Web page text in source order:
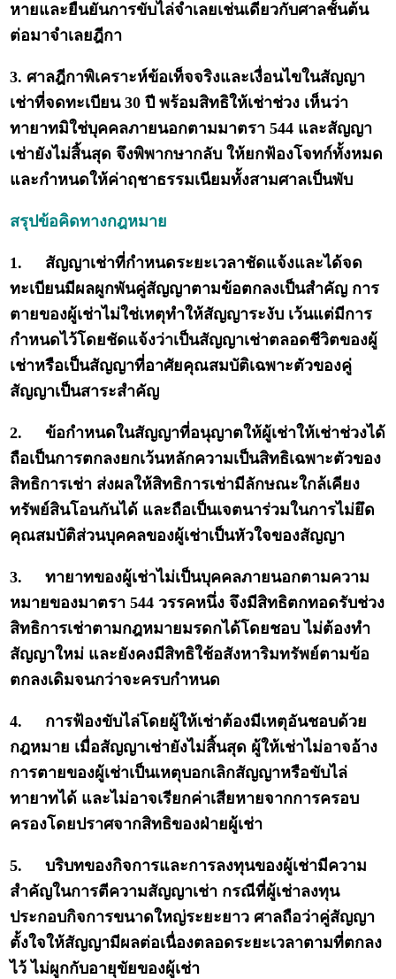
หายและยืนยันการขับไล่จำเลยเช่นเดียวกับศาลชั้นต้น
ต่อมาจำเลยฎีกา
3. ศาลฎีกาพิเคราะห์ข้อเท็จจริงและเงื่อนไขในสัญญา
เช่าที่จดทะเบียน 30 ปี พร้อมสิทธิให้เช่าช่วง เห็นว่า
ทายาทมิใช่บุคคลภายนอกตามมาตรา 544 และสัญญา
เช่ายังไม่สิ้นสุด จึงพิพากษากลับ ให้ยกฟ้องโจทก์ทั้งหมด
และกำหนดให้ค่าฤชาธรรมเนียมทั้งสามศาลเป็นพับ
สรุปข้อคิดทางกฎหมาย
1.
สัญญาเช่าที่กำหนดระยะเวลาชัดแจ้งและได้จด
ทะเบียนมีผลผูกพันคู่สัญญาตามข้อตกลงเป็นสำคัญ การ
ตายของผู้เช่าไม่ใช่เหตุทำให้สัญญาระงับ เว้นแต่มีการ
กำหนดไว้โดยชัดแจ้งว่าเป็นสัญญาเช่าตลอดชีวิตของผู้
เช่าหรือเป็นสัญญาที่อาศัยคุณสมบัติเฉพาะตัวของคู่
สัญญาเป็นสาระสำคัญ
2.
ข้อกำหนดในสัญญาที่อนุญาตให้ผู้เช่าให้เช่าช่วงได้
ถือเป็นการตกลงยกเว้นหลักความเป็นสิทธิเฉพาะตัวของ
สิทธิการเช่า ส่งผลให้สิทธิการเช่ามีลักษณะใกล้เคียง
ทรัพย์สินโอนกันได้ และถือเป็นเจตนาร่วมในการไม่ยึด
คุณสมบัติส่วนบุคคลของผู้เช่าเป็นหัวใจของสัญญา
3.
ทายาทของผู้เช่าไม่เป็นบุคคลภายนอกตามความ
หมายของมาตรา 544 วรรคหนึ่ง จึงมีสิทธิตกทอดรับช่วง
สิทธิการเช่าตามกฎหมายมรดกได้โดยชอบ ไม่ต้องทำ
สัญญาใหม่ และยังคงมีสิทธิใช้อสังหาริมทรัพย์ตามข้อ
ตกลงเดิมจนกว่าจะครบกำหนด
4.
การฟ้องขับไล่โดยผู้ให้เช่าต้องมีเหตุอันชอบด้วย
กฎหมาย เมื่อสัญญาเช่ายังไม่สิ้นสุด ผู้ให้เช่าไม่อาจอ้าง
การตายของผู้เช่าเป็นเหตุบอกเลิกสัญญาหรือขับไล่
ทายาทได้ และไม่อาจเรียกค่าเสียหายจากการครอบ
ครองโดยปราศจากสิทธิของฝ่ายผู้เช่า
5.
บริบทของกิจการและการลงทุนของผู้เช่ามีความ
สำคัญในการตีความสัญญาเช่า กรณีที่ผู้เช่าลงทุน
ประกอบกิจการขนาดใหญ่ระยะยาว ศาลถือว่าคู่สัญญา
ตั้งใจให้สัญญามีผลต่อเนื่องตลอดระยะเวลาตามที่ตกลง
ไว้ ไม่ผูกกับอายุขัยของผู้เช่า